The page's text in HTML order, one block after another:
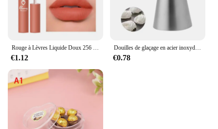
Rouge à Lèvres Liquide Doux 256 Velours Jules Glaze, Imperméable, Longue Durée, Non Marquant, Naturel, 12 Couleurs, miles, Cosmétique, 1 Pièce
€1.12
Douilles de glaçage en acier inoxydable pour gâteau Chi, outil de pâtisserie, artisanat du sucre
€0.78